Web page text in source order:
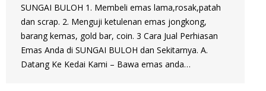
SUNGAI BULOH 1. Membeli emas lama,rosak,patah
dan scrap. 2. Menguji ketulenan emas jongkong,
barang kemas, gold bar, coin. 3 Cara Jual Perhiasan
Emas Anda di SUNGAI BULOH dan Sekitarnya. A.
Datang Ke Kedai Kami – Bawa emas anda…